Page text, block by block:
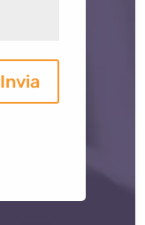
Invia